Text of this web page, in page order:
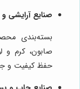
صنایع آرایشی
بسته‌بندی
صابون، کرم و
حفظ کیفیت و